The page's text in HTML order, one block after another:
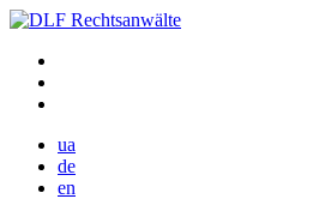
ua
de
en